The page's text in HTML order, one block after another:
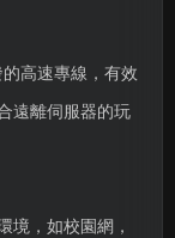
高速專線，有效
遠離伺服器的玩
境，如校園網，